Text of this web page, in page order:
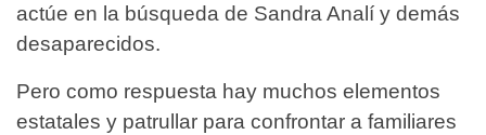
actúe en la búsqueda de Sandra Analí y demás
desaparecidos.
Pero como respuesta hay muchos elementos
estatales y patrullar para confrontar a familiares